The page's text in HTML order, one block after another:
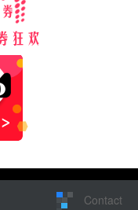
Contact